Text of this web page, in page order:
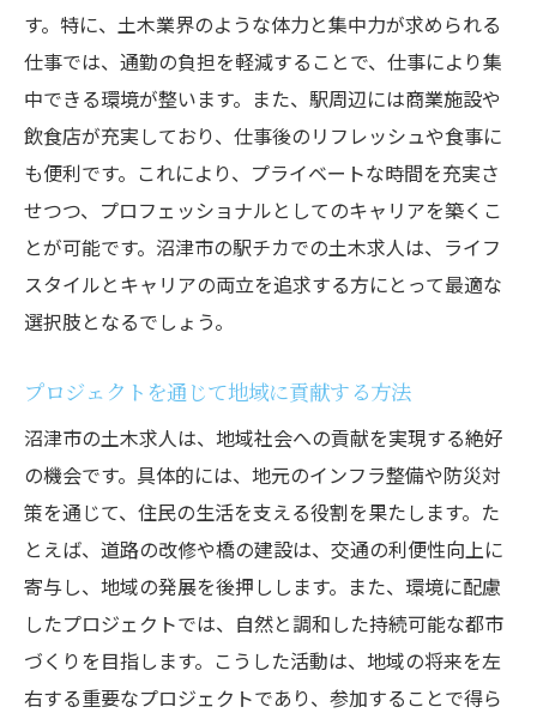
す。特に、土木業界のような体力と集中力が求められる
仕事では、通勤の負担を軽減することで、仕事により集
中できる環境が整います。また、駅周辺には商業施設や
飲食店が充実しており、仕事後のリフレッシュや食事に
も便利です。これにより、プライベートな時間を充実さ
せつつ、プロフェッショナルとしてのキャリアを築くこ
とが可能です。沼津市の駅チカでの土木求人は、ライフ
スタイルとキャリアの両立を追求する方にとって最適な
選択肢となるでしょう。
プロジェクトを通じて地域に貢献する方法
沼津市の土木求人は、地域社会への貢献を実現する絶好
の機会です。具体的には、地元のインフラ整備や防災対
策を通じて、住民の生活を支える役割を果たします。た
とえば、道路の改修や橋の建設は、交通の利便性向上に
寄与し、地域の発展を後押しします。また、環境に配慮
したプロジェクトでは、自然と調和した持続可能な都市
づくりを目指します。こうした活動は、地域の将来を左
右する重要なプロジェクトであり、参加することで得ら